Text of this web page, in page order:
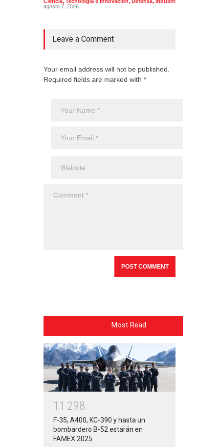
agosto 7, 2026
Leave a Comment
Your email address will not be published.
Required fields are marked with *
Most Read
1 1 298
F-35, A400, KC-390 y hasta un
bombardero B-52 estarán en
FAMEX 2025